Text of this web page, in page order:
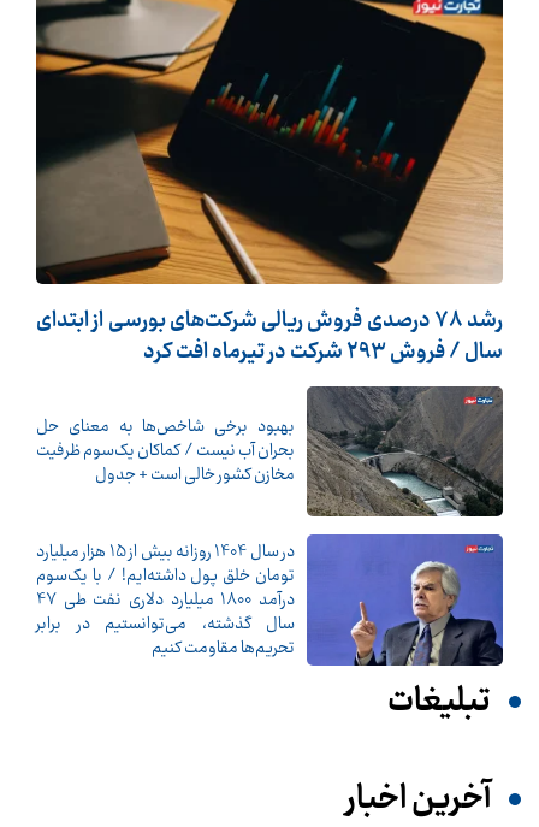
رشد 78 درصدی فروش ریالی شرکت‌های بورسی از ابتدای
سال / فروش 293 شرکت در تیرماه افت کرد
بهبود برخی شاخص‌ها به معنای حل
بحران آب نیست / کماکان یک‌سوم ظرفیت
مخازن کشور خالی است + جدول
در سال 1404 روزانه بیش از 15 هزار میلیارد
تومان خلق پول داشته‌ایم! / با یک‌سوم
درآمد 1800 میلیارد دلاری نفت طی 47
سال گذشته، می‌توانستیم در برابر
تحریم‌ها مقاومت کنیم
تبلیغات
آخرین اخبار